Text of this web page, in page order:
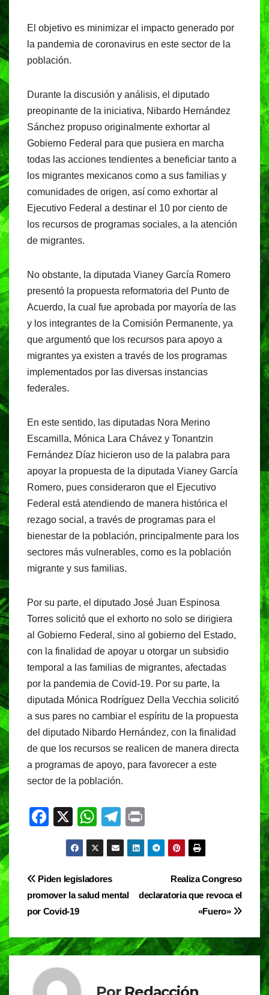
El objetivo es minimizar el impacto generado por
la pandemia de coronavirus en este sector de la
población.
Durante la discusión y análisis, el diputado
preopinante de la iniciativa, Nibardo Hernández
Sánchez propuso originalmente exhortar al
Gobierno Federal para que pusiera en marcha
todas las acciones tendientes a beneficiar tanto a
los migrantes mexicanos como a sus familias y
comunidades de origen, así como exhortar al
Ejecutivo Federal a destinar el 10 por ciento de
los recursos de programas sociales, a la atención
de migrantes.
No obstante, la diputada Vianey García Romero
presentó la propuesta reformatoria del Punto de
Acuerdo, la cual fue aprobada por mayoría de las
y los integrantes de la Comisión Permanente, ya
que argumentó que los recursos para apoyo a
migrantes ya existen a través de los programas
implementados por las diversas instancias
federales.
En este sentido, las diputadas Nora Merino
Escamilla, Mónica Lara Chávez y Tonantzin
Fernández Díaz hicieron uso de la palabra para
apoyar la propuesta de la diputada Vianey García
Romero, pues consideraron que el Ejecutivo
Federal está atendiendo de manera histórica el
rezago social, a través de programas para el
bienestar de la población, principalmente para los
sectores más vulnerables, como es la población
migrante y sus familias.
Por su parte, el diputado José Juan Espinosa
Torres solicitó que el exhorto no solo se dirigiera
al Gobierno Federal, sino al gobierno del Estado,
con la finalidad de apoyar u otorgar un subsidio
temporal a las familias de migrantes, afectadas
por la pandemia de Covid-19. Por su parte, la
diputada Mónica Rodríguez Della Vecchia solicitó
a sus pares no cambiar el espíritu de la propuesta
del diputado Nibardo Hernández, con la finalidad
de que los recursos se realicen de manera directa
a programas de apoyo, para favorecer a este
sector de la población.
F
e
b
o
o
k
X
W
h
at
s
A
p
T
el
e
a
in
t
Navegación
de
entradas
Realiza Congreso
declaratoria que revoca el
«Fuero»
Piden legisladores
promover la salud mental
por Covid-19